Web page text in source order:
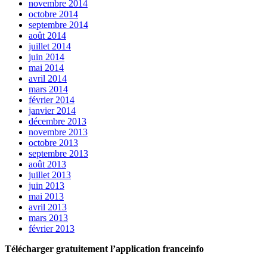
novembre 2014
octobre 2014
septembre 2014
août 2014
juillet 2014
juin 2014
mai 2014
avril 2014
mars 2014
février 2014
janvier 2014
décembre 2013
novembre 2013
octobre 2013
septembre 2013
août 2013
juillet 2013
juin 2013
mai 2013
avril 2013
mars 2013
février 2013
Télécharger gratuitement l’application franceinfo